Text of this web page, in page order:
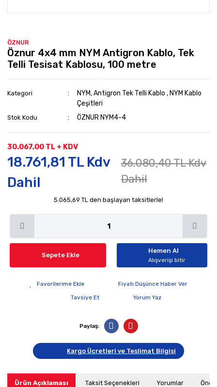
ÖZNUR
Öznur 4x4 mm NYM Antigron Kablo, Tek
Telli Tesisat Kablosu, 100 metre
Kategori NYM, Antigron Tek Telli Kablo , NYM Kablo
Çeşitleri
Stok Kodu ÖZNUR NYM4-4
30.067,00 TL + KDV
18.761,81 TL Kdv
Dahil
36.080,40 TL Kdv
Dahil
5.065,69 TL den başlayan taksitlerle!
Sepete Ekle
Hemen Al
Alışverişi bitir
Fiyatı Düşünce Haber Ver
Tavsiye Et
Yorum Yaz
Paylaş:
Kargo Ücretleri ve Teslimat Bilgisi
Ürün Açıklaması Taksit Seçenekleri Yorumlar